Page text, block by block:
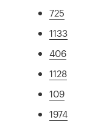
725
1133
406
1128
109
1974